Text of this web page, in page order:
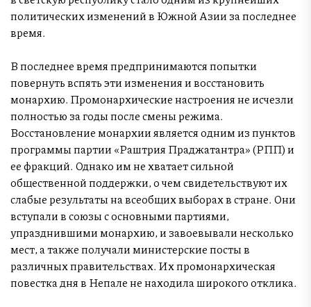
политических изменений в Южной Азии за последнее
время.
В последнее время предпринимаются попытки
повернуть вспять эти изменения и восстановить
монархию. Промонархические настроения не исчезли
полностью за годы после смены режима.
Восстановление монархии является одним из пунктов
программы партии «Раштрия Праджатантра» (РПП) и
ее фракций. Однако им не хватает сильной
общественной поддержки, о чем свидетельствуют их
слабые результаты на всеобщих выборах в стране. Они
вступали в союзы с основными партиями,
упразднившими монархию, и завоевывали несколько
мест, а также получали министерские посты в
различных правительствах. Их промонархическая
повестка дня в Непале не находила широкого отклика.